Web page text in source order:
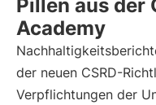
Pillen aus der
Academy
der neuen CSRD-
Verpflichtungen der